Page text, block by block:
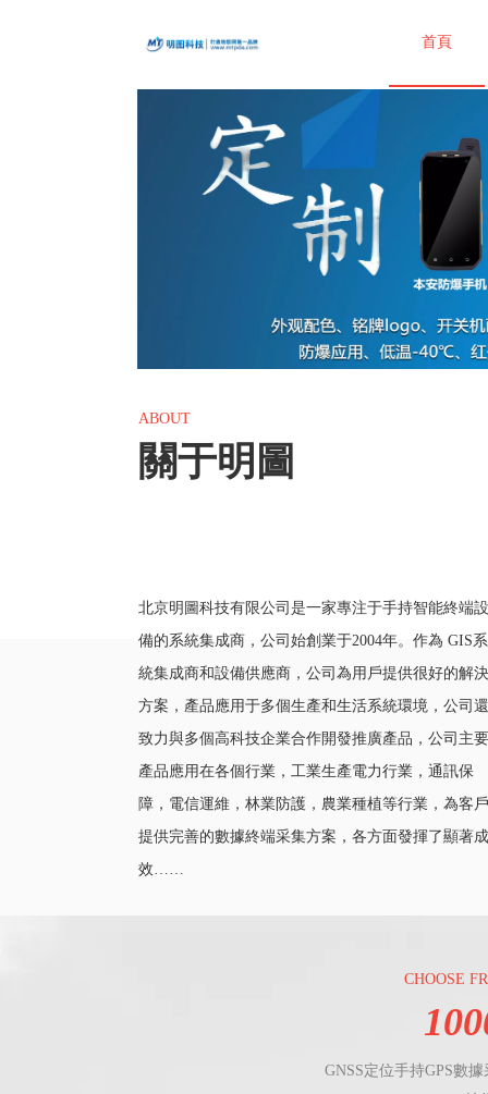
首頁
ABOUT
關于明圖
北京明圖科技有限公司是一家專注于手持智能終端設
備的系統集成商，公司始創業于2004年。作為 GIS系
統集成商和設備供應商，公司為用戶提供很好的解決
方案，產品應用于多個生產和生活系統環境，公司還
致力與多個高科技企業合作開發推廣產品，公司主要
產品應用在各個行業，工業生產電力行業，通訊保
障，電信運維，林業防護，農業種植等行業，為客戶
提供完善的數據終端采集方案，各方面發揮了顯著成
效……
CHOOSE
GNSS定位手持GPS數